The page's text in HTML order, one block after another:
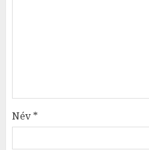
Név*